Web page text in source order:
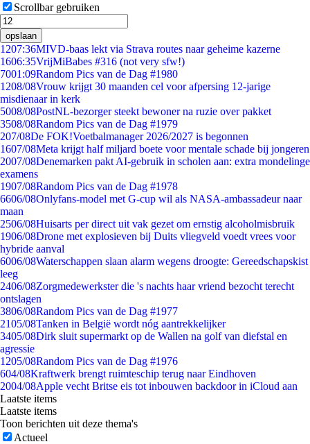
Scrollbar gebruiken
opslaan
1207:36MIVD-baas lekt via Strava routes naar geheime kazerne
1606:35VrijMiBabes #316 (not very sfw!)
7001:09Random Pics van de Dag #1980
1208/08Vrouw krijgt 30 maanden cel voor afpersing 12-jarige
misdienaar in kerk
5008/08PostNL-bezorger steekt bewoner na ruzie over pakket
3508/08Random Pics van de Dag #1979
207/08De FOK!Voetbalmanager 2026/2027 is begonnen
1607/08Meta krijgt half miljard boete voor mentale schade bij jongeren
2007/08Denemarken pakt AI-gebruik in scholen aan: extra mondelinge
examens
1907/08Random Pics van de Dag #1978
6606/08Onlyfans-model met G-cup wil als NASA-ambassadeur naar
maan
2506/08Huisarts per direct uit vak gezet om ernstig alcoholmisbruik
1906/08Drone met explosieven bij Duits vliegveld voedt vrees voor
hybride aanval
6006/08Waterschappen slaan alarm wegens droogte: Gereedschapskist
leeg
2406/08Zorgmedewerkster die 's nachts haar vriend bezocht terecht
ontslagen
3806/08Random Pics van de Dag #1977
2105/08Tanken in België wordt nóg aantrekkelijker
3405/08Dirk sluit supermarkt op de Wallen na golf van diefstal en
agressie
1205/08Random Pics van de Dag #1976
604/08Kraftwerk brengt ruimteschip terug naar Eindhoven
2004/08Apple vecht Britse eis tot inbouwen backdoor in iCloud aan
Laatste items
Laatste items
Toon berichten uit deze thema's
Actueel